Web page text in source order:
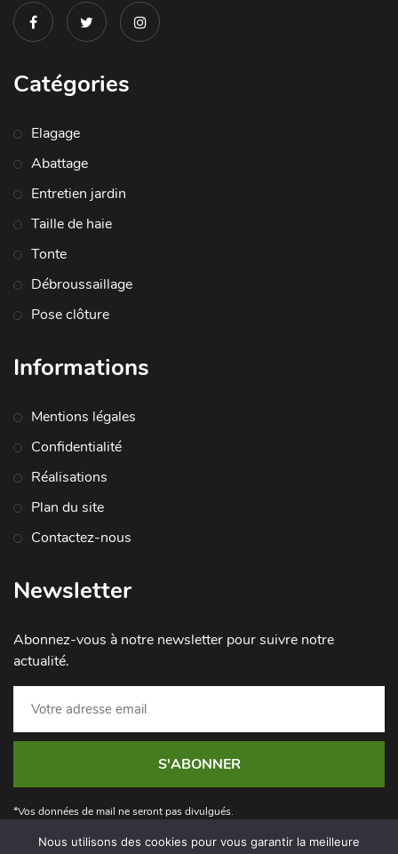
Catégories
Elagage
Abattage
Entretien jardin
Taille de haie
Tonte
Débroussaillage
Pose clôture
Informations
Mentions légales
Confidentialité
Réalisations
Plan du site
Contactez-nous
Newsletter
Abonnez-vous à notre newsletter pour suivre notre
actualité.
S'ABONNER
*Vos données de mail ne seront pas divulgués.
Nous utilisons des cookies pour vous garantir la meilleure